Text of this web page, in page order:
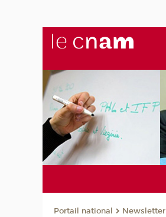
Portail national Newsletter